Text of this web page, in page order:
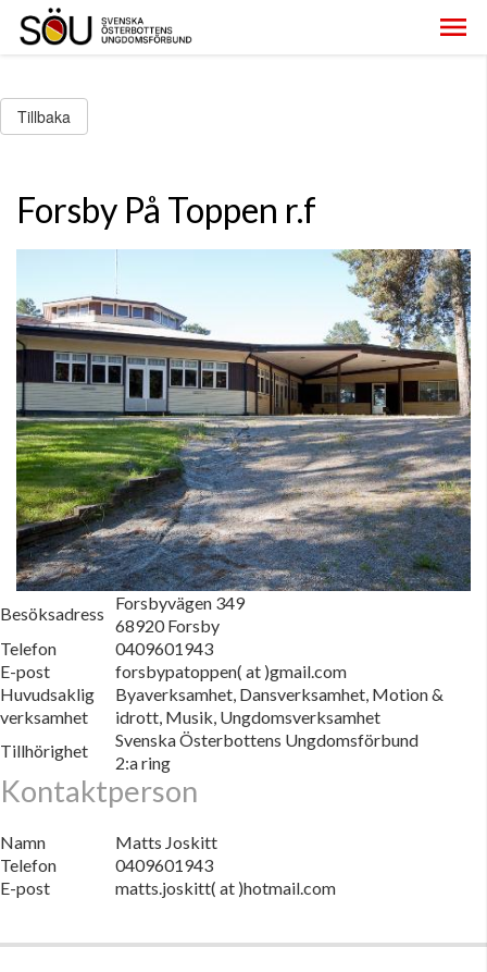
Tillbaka
Forsby På Toppen r.f
Besöksadress
Forsbyvägen 349
68920 Forsby
Telefon
0409601943
E-post
forsbypatoppen( at )gmail.com
Huvudsaklig
verksamhet
Byaverksamhet, Dansverksamhet, Motion &
idrott, Musik, Ungdomsverksamhet
Tillhörighet
Svenska Österbottens Ungdomsförbund
2:a ring
Kontaktperson
Namn
Matts Joskitt
Telefon
0409601943
E-post
matts.joskitt( at )hotmail.com